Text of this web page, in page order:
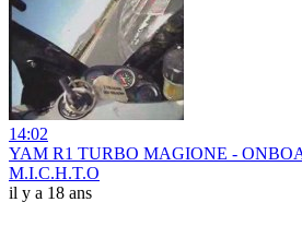
14:02
YAM R1 TURBO MAGIONE -
M.I.C.H.T.O
il y a 18 ans